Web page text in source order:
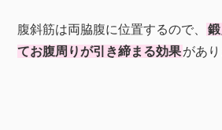
腹斜筋は両脇腹に位置するので、
てお腹周りが引き締まる効果があり